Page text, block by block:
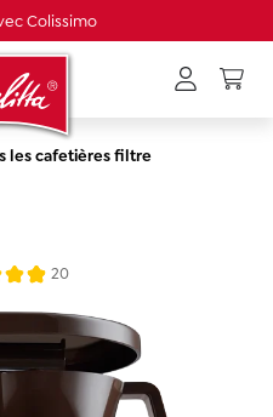
Colissimo
à partir de 30 €
les cafetières filtre
20